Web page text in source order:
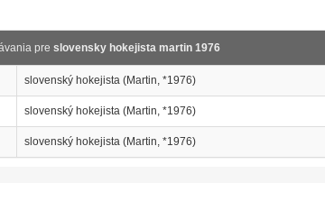
pre slovensky hokejista martin 1976
slovenský hokejista (Martin, *1976)
slovenský hokejista (Martin, *1976)
slovenský hokejista (Martin, *1976)